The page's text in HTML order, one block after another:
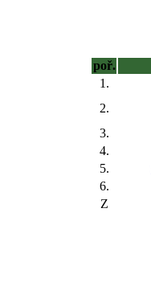
poř.
1.
2.
3.
4.
5.
6.
Z